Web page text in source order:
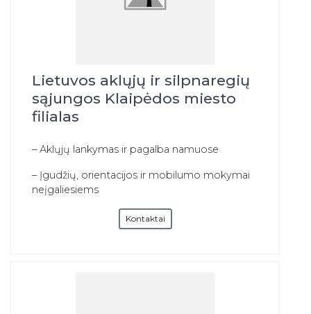
Lietuvos aklųjų ir silpnaregių
sąjungos Klaipėdos miesto
filialas
– Aklųjų lankymas ir pagalba namuose
– Įgudžių, orientacijos ir mobilumo mokymai
neįgaliesiems
Kontaktai